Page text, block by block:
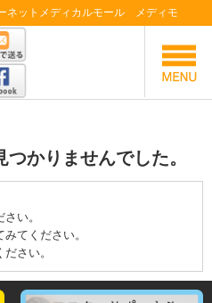
ネットメディカルモール メディモ
かりませんでした。
い。
てください。
さい。